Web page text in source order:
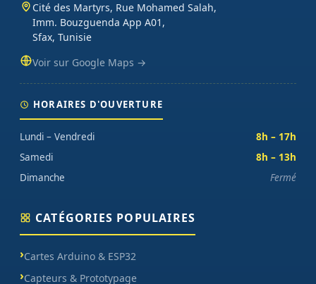
Cité des Martyrs, Rue Mohamed Salah,
Imm. Bouzguenda App A01,
Sfax, Tunisie
Voir sur Google Maps →
HORAIRES D'OUVERTURE
Lundi – Vendredi
8h – 17h
Samedi
8h – 13h
Dimanche
Fermé
CATÉGORIES POPULAIRES
Cartes Arduino & ESP32
Capteurs & Prototypage